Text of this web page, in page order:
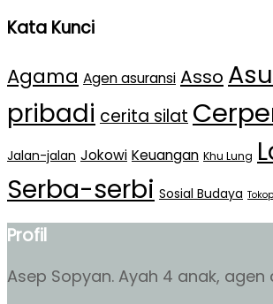
Kata Kunci
Agama Agen asuransi Asso
pribadi cerita silat
Jalan-jalan Jokowi Keuangan Khu Lung
Serba-serbi Sosial Budaya
Profil
Asep Sopyan. Ayah 4 anak,